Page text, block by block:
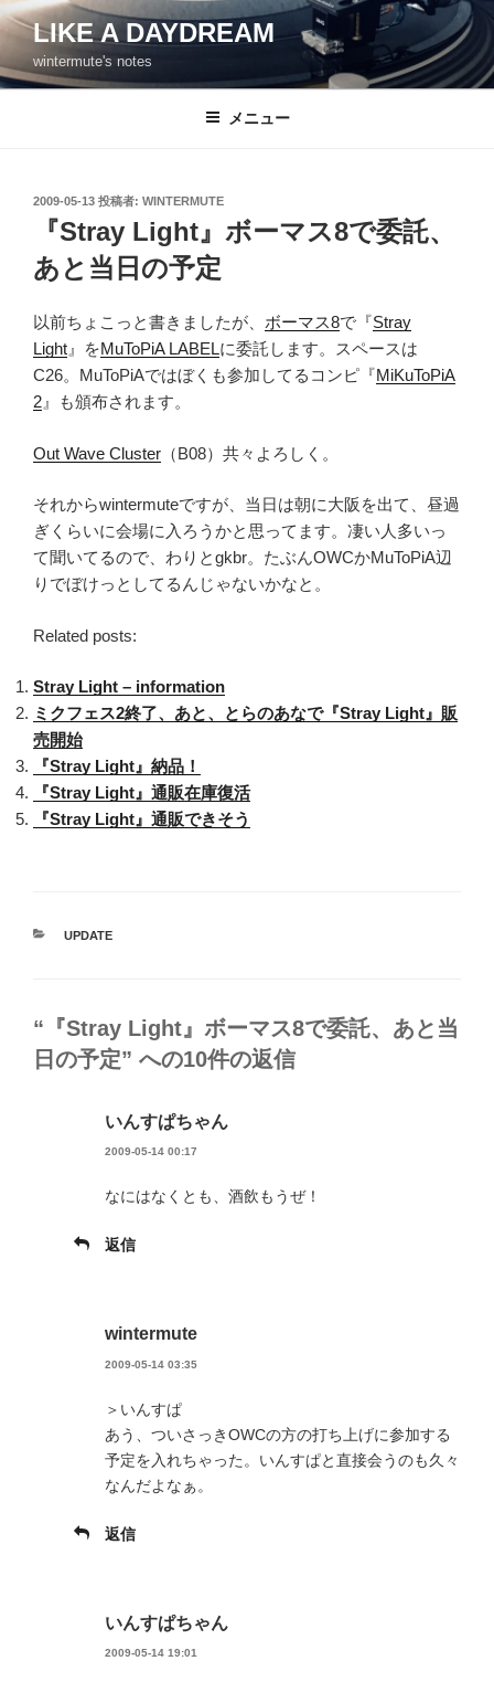
コ
テ
ン
LIKE A DAYDREAM
wintermute's notes
メニュー
投
2009-05-13 投稿者: WINTERMUTE
『Stray Light』ボーマス8で委託、
あと当日の予定
以前ちょこっと書きましたが、 ボーマス8で『Stray
Light 』をMuToPiA LABELに委託します。スペースは
C26。MuToPiAではぼくも参加してるコンピ『MiKuToPiA
2 』も頒布されます。
Out Wave Cluster （B08）共々よろしく。
それからwintermuteですが、当日は朝に大阪を出て、昼過
ぎくらいに会場に入ろうかと思ってます。凄い人多いっ
て聞いてるので、わりとgkbr。たぶんOWCかMuToPiA辺
りでぼけっとしてるんじゃないかなと。
Related posts:
Stray Light – information
ミクフェス2終了、あと、とらのあなで『Stray Light』販
売開始
『Stray Light』納品！
『Stray Light』通販在庫復活
『Stray Light』通販できそう
カ
UPDATE
“『Stray Light』ボーマス8で委託、あと当
日の予定” への10件の返信
いんすぱちゃん
2009-05-14 00:17
なにはなくとも、酒飲もうぜ！
返信
wintermute
2009-05-14 03:35
＞いんすぱ
あう、ついさっきOWCの方の打ち上げに参加する
予定を入れちゃった。いんすぱと直接会うのも久々
なんだよなぁ。
返信
いんすぱちゃん
2009-05-14 19:01